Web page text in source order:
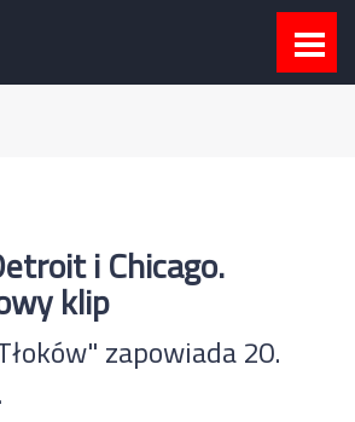
i Chicago.
klip
zapowiada 20.